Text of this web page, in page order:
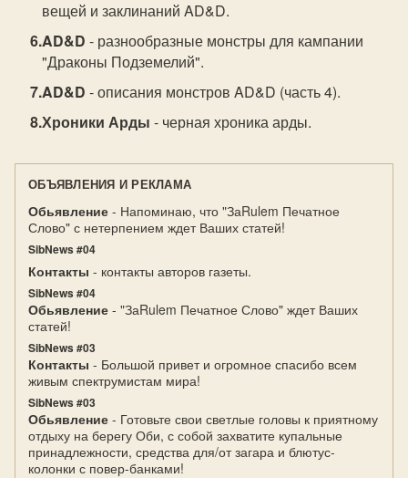
вещей и заклинаний AD&D.
AD&D - разнообразные монстры для кампании
"Драконы Подземелий".
AD&D - описания монстров AD&D (часть 4).
Хроники Арды - черная хроника арды.
ОБЪЯВЛЕНИЯ И РЕКЛАМА
Обьявление - Напоминаю, что "ЗаRulem Печатное
Слово" с нетерпением ждет Ваших статей!
SibNews #04
Контакты - контакты авторов газеты.
SibNews #04
Обьявление - "ЗаRulem Печатное Слово" ждет Ваших
статей!
SibNews #03
Контакты - Большой привет и огромное спасибо всем
живым спектрумистам мира!
SibNews #03
Обьявление - Готовьте свои светлые головы к приятному
отдыху на берегу Оби, с собой захватите купальные
принадлежности, средства для/от загара и блютус-
колонки с повер-банками!